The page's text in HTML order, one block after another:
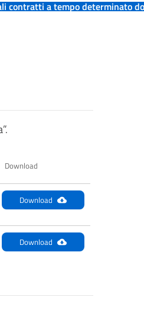
contratti a tempo determinato
Download
Download
Download